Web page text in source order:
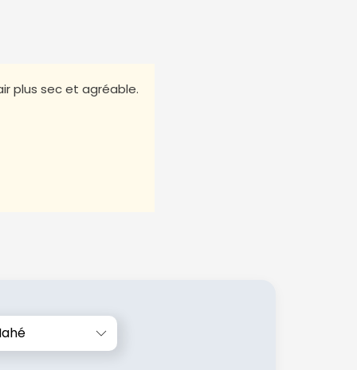
plus sec et agréable.